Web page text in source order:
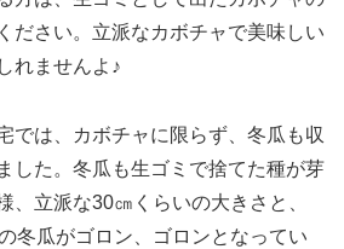
ださい。立派なカボチャで美味しい
れませんよ♪
では、カボチャに限らず、冬瓜も収
した。冬瓜も生ゴミで捨てた種が芽
、立派な30㎝くらいの大きさと、
冬瓜がゴロン、ゴロンとなってい